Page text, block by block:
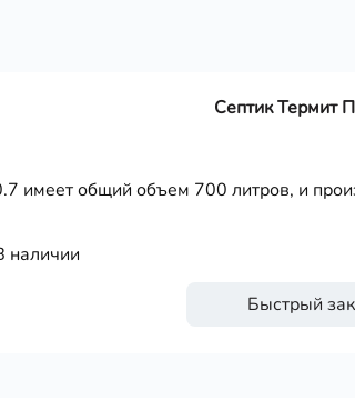
Септик Термит
имеет общий объем 700 литров, и
Быстрый
наличии